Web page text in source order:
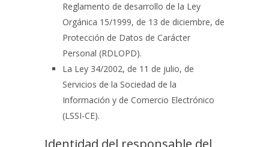
Reglamento de desarrollo de la Ley
Orgánica 15/1999, de 13 de diciembre, de
Protección de Datos de Carácter
Personal (RDLOPD).
La Ley 34/2002, de 11 de julio, de
Servicios de la Sociedad de la
Información y de Comercio Electrónico
(LSSI-CE).
Identidad del responsable del